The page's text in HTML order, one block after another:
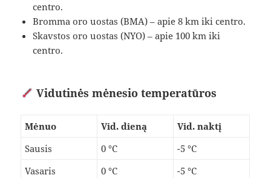
centro.
Bromma oro uostas (BMA) – apie 8 km iki centro.
Skavstos oro uostas (NYO) – apie 100 km iki
centro.
Vidutinės mėnesio temperatūros
Mėnuo Vid. dieną
Vid. naktį
Sausis
0 °C
-5 °C
Vasaris
0 °C
-5 °C